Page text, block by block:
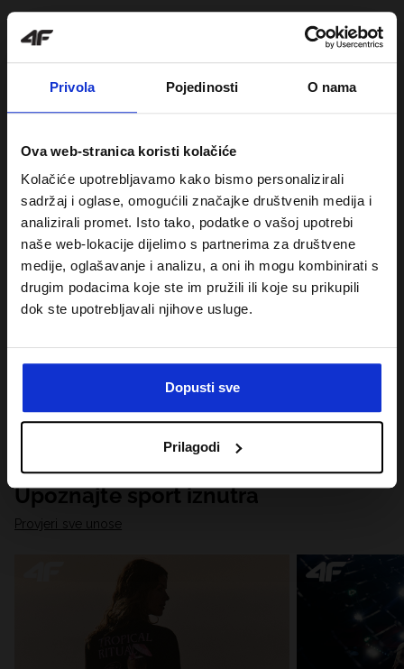
Privola Pojedinosti O nama
Ova web-stranica koristi kolačiće
Kolačiće upotrebljavamo kako bismo personalizirali
sadržaj i oglase, omogućili značajke društvenih medija i
analizirali promet. Isto tako, podatke o vašoj upotrebi
naše web-lokacije dijelimo s partnerima za društvene
medije, oglašavanje i analizu, a oni ih mogu kombinirati s
drugim podacima koje ste im pružili ili koje su prikupili
dok ste upotrebljavali njihove usluge.
Dopusti sve
Prilagodi
Upoznajte sport iznutra
Provjeri sve unose